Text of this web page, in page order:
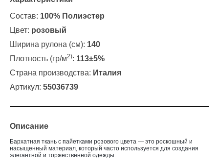
Состав: 100% Полиэстер
Цвет: розовый
Ширина рулона (см): 140
Плотность (гр/м2): 113±5%
Страна производства: Италия
Артикул: 55036739
Описание
Бархатная ткань с пайетками розового цвета — это роскошный и
насыщенный материал, который часто используется для создания
элегантной и торжественной одежды.